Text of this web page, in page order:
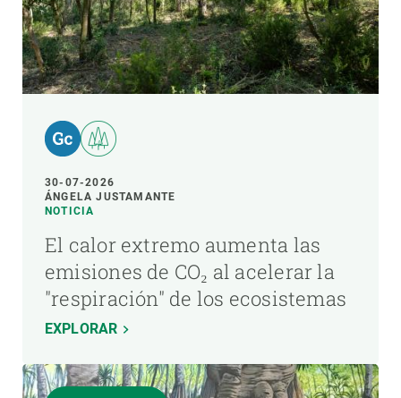
30-07-2026
ÁNGELA JUSTAMANTE
NOTICIA
El calor extremo aumenta las
emisiones de CO₂ al acelerar la
"respiración" de los ecosistemas
EXPLORAR